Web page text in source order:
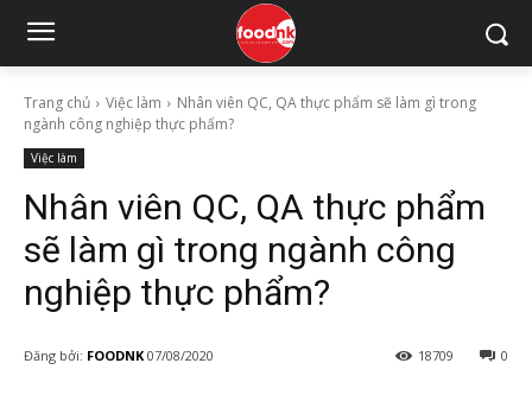
Trang chủ Việc làm
Nhân viên QC, QA thực phẩm sẽ làm gì trong
ngành công nghiệp thực phẩm?
Việc làm
Nhân viên QC, QA thực phẩm
sẽ làm gì trong ngành công
nghiệp thực phẩm?
Đăng bởi: FOODNK 07/08/2020 0
18709